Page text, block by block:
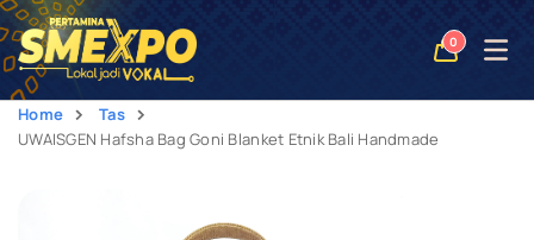
0
Open
Home
Tas
UWAISGEN Hafsha Bag Goni Blanket Etnik Bali Handmade